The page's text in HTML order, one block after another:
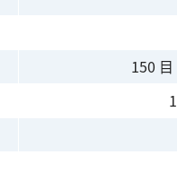
150 目，
1.0